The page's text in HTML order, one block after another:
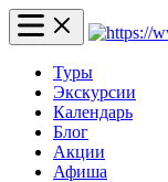
Туры
Экскурсии
Календарь
Блог
Акции
Афиша